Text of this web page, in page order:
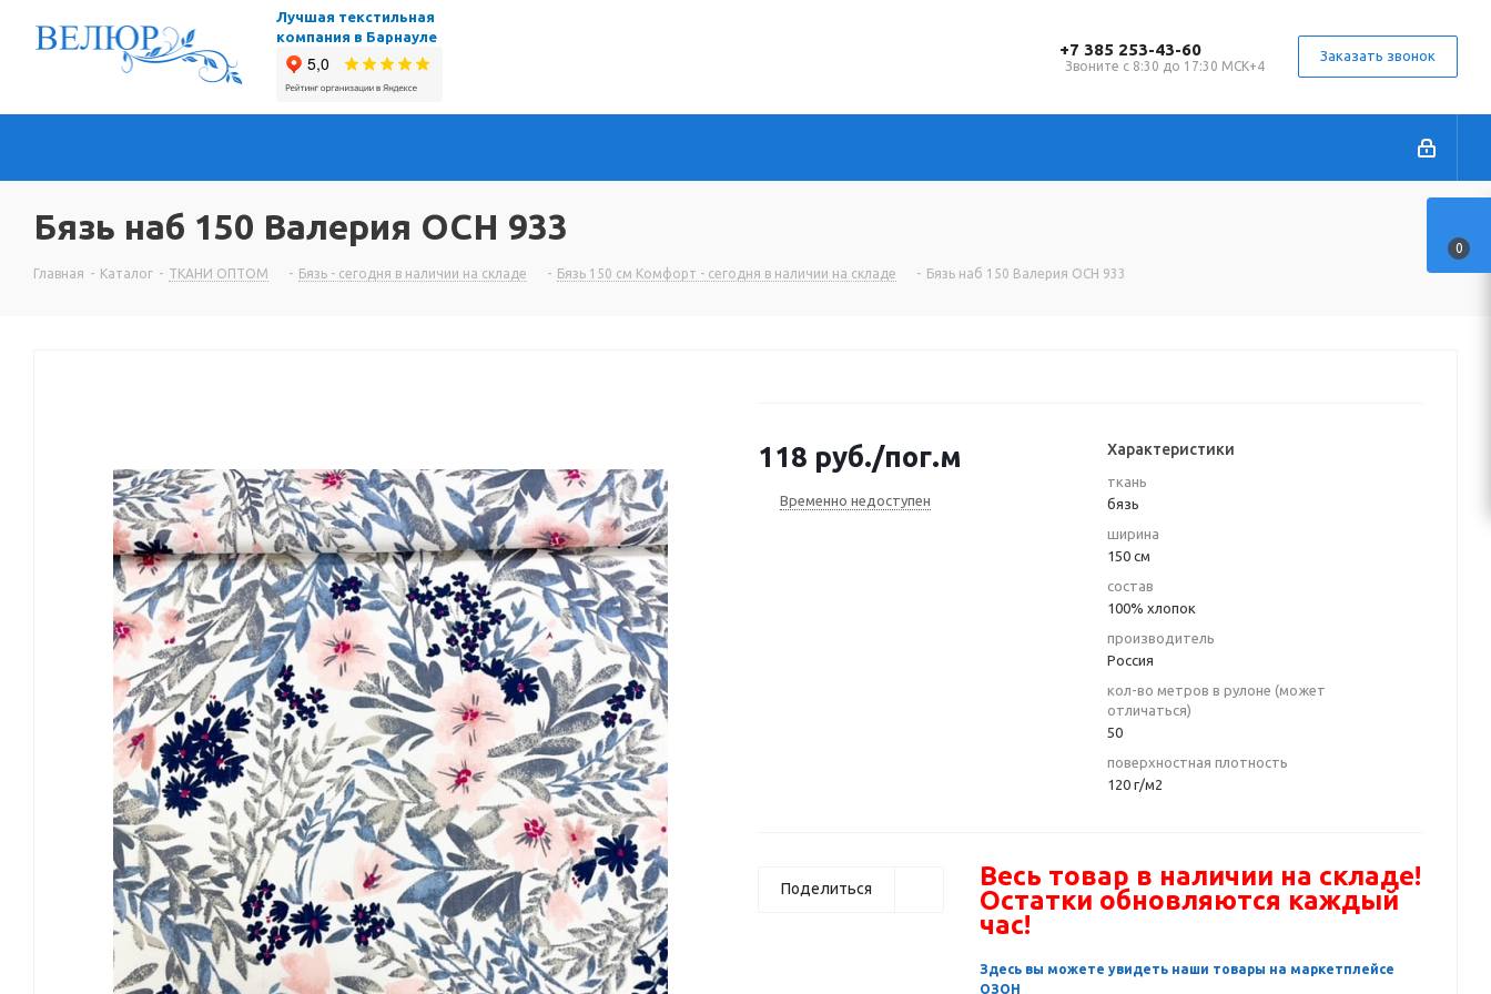
Лучшая текстильная
компания в Барнауле
+7 385 253-43-60
Звоните с 8:30 до 17:30 МСК+4
Заказать звонок
Бязь наб 150 Валерия ОСН 933
Главная - Каталог - ТКАНИ ОПТОМ - Бязь - сегодня в наличии на складе - Бязь 150 см Комфорт - сегодня в наличии на складе - Бязь наб 150 Валерия ОСН 933
118 руб./пог.м
Временно недоступен
Характеристики
ткань
бязь
ширина
150 см
состав
100% хлопок
производитель
Россия
кол-во метров в рулоне (может
отличаться)
50
поверхностная плотность
120 г/м2
Поделиться
Весь товар в наличии на складе!
Остатки обновляются каждый
час!
Здесь вы можете увидеть наши товары на маркетплейсе
ОЗОН
0